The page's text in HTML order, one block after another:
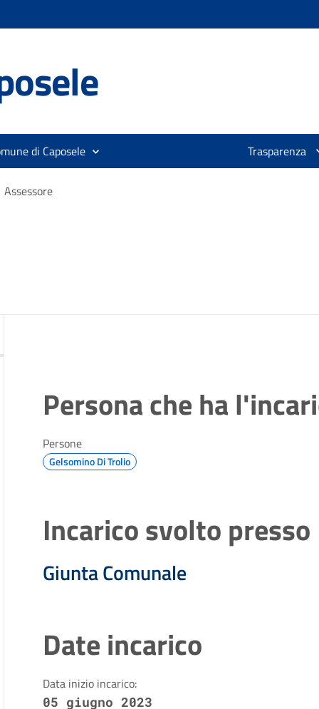
di Caposele Trasparenza
Assessore
Persona che ha
Persone
Gelsomino Di Trolio
Incarico svolto presso
Giunta Comunale
Date incarico
Data inizio incarico:
05 giugno 2023